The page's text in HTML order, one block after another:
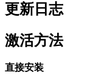
更新日志
激活方法
直接安装